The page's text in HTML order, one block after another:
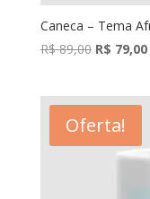
Caneca – Tema
R$89,00 O
era:
R$ 89,00.
R$ 79,00O
Oferta!